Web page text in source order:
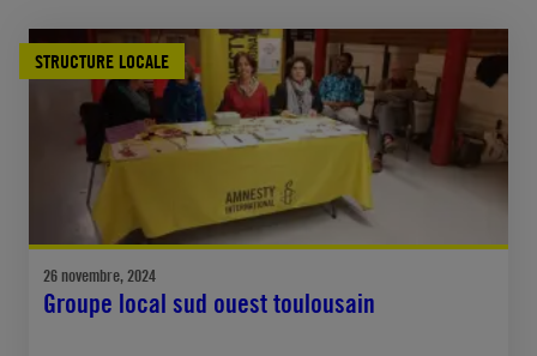
STRUCTURE LOCALE
26 novembre, 2024
Groupe local sud ouest toulousain